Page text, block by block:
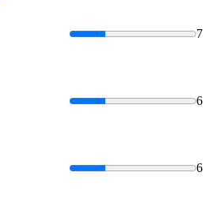
7
6
6